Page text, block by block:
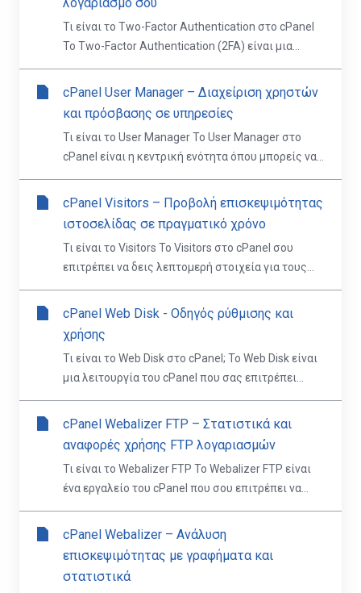
Τι είναι το Two-Factor Authentication στο cPanel
Το Two-Factor Authentication (2FA) είναι μια...
cPanel User Manager – Διαχείριση χρηστών
και πρόσβασης σε υπηρεσίες
Τι είναι το User Manager Το User Manager στο
cPanel είναι η κεντρική ενότητα όπου μπορείς να...
cPanel Visitors – Προβολή επισκεψιμότητας
ιστοσελίδας σε πραγματικό χρόνο
Τι είναι το Visitors Το Visitors στο cPanel σου
επιτρέπει να δεις λεπτομερή στοιχεία για τους...
cPanel Web Disk - Οδηγός ρύθμισης και
χρήσης
Τι είναι το Web Disk στο cPanel; Το Web Disk είναι
μια λειτουργία του cPanel που σας επιτρέπει...
cPanel Webalizer FTP – Στατιστικά και
αναφορές χρήσης FTP λογαριασμών
Τι είναι το Webalizer FTP Το Webalizer FTP είναι
ένα εργαλείο του cPanel που σου επιτρέπει να...
cPanel Webalizer – Ανάλυση
επισκεψιμότητας με γραφήματα και
στατιστικά